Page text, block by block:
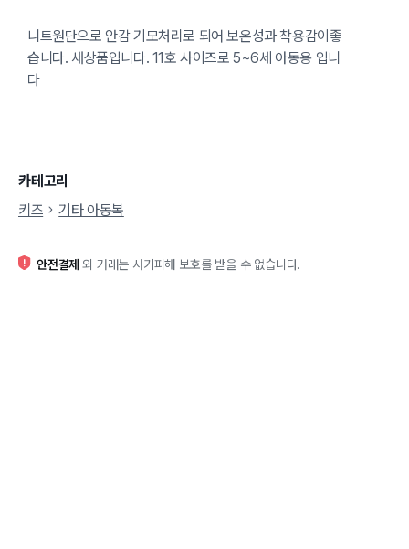
니트원단으로 안감 기모처리로 되어 보온성과 착용감이좋
습니다. 새상품입니다. 11호 사이즈로 5~6세 아동용 입니
다
카테고리
키즈
기타 아동복
안전결제 외 거래는 사기피해 보호를 받을 수 없습니다.